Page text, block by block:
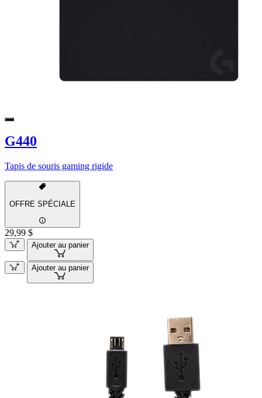
G440
Tapis de souris gaming rigide
OFFRE SPÉCIALE
29,99 $
Ajouter au panier
Ajouter au panier